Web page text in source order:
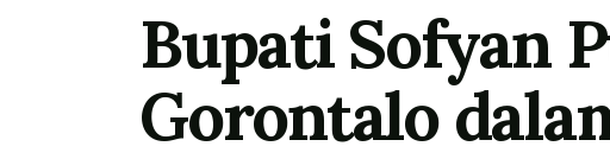
Bupati Sofyan
Gorontalo